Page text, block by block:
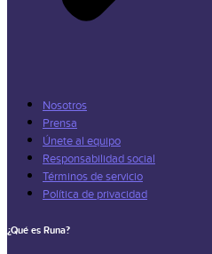
Nosotros
Prensa
Únete al equipo
Responsabilidad social
Términos de servicio
Política de privacidad
¿Qué es Runa?